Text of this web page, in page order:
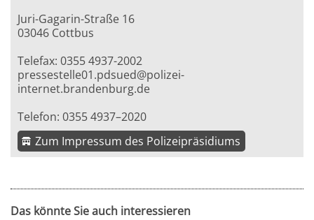
Juri-Gagarin-Straße 16
03046 Cottbus
Telefax: 0355 4937-2002
pressestelle01.pdsued@polizei-
internet.brandenburg.de
Telefon: 0355 4937–2020
Zum Impressum des Polizeipräsidiums
Das könnte Sie auch interessieren